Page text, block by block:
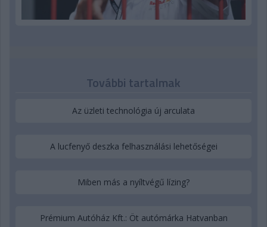
További tartalmak
Az üzleti technológia új arculata
A lucfenyő deszka felhasználási lehetőségei
Miben más a nyíltvégű lízing?
Prémium Autóház Kft.: Öt autómárka Hatvanban